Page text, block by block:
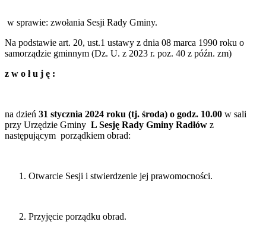
w sprawie: zwołania Sesji Rady Gminy.
Na podstawie art. 20, ust.1 ustawy z dnia 08 marca 1990 roku o
samorządzie gminnym (Dz. U. z 2023 r. poz. 40 z późn. zm)
z w o ł u j ę :
na dzień 31 stycznia 2024 roku (tj. środa) o godz. 10.00 w sali
przy Urzędzie Gminy L Sesję Rady Gminy Radłów z
następującym porządkiem obrad:
Otwarcie Sesji i stwierdzenie jej prawomocności.
Przyjęcie porządku obrad.